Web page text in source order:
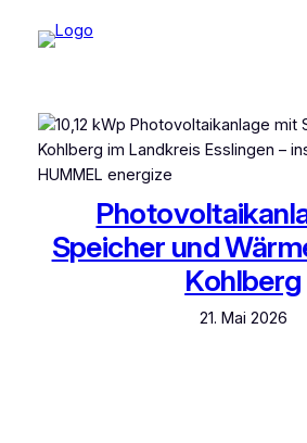
Speicher und
Kohlberg
21. Mai 2026